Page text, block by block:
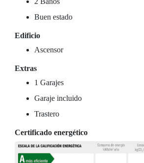
Buen estado
Edificio
Ascensor
Extras
1 Garajes
Garaje incluido
Trastero
Certificado energético